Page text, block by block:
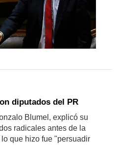
diputados del PR
Blumel, explicó su
radicales antes de la
que hizo fue "persuadir